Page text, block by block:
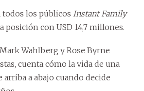
todos los públicos Instant Family
posición con USD 14,7 millones.
Wahlberg y Rose Byrne
cuenta cómo la vida de una
arriba a abajo cuando decide